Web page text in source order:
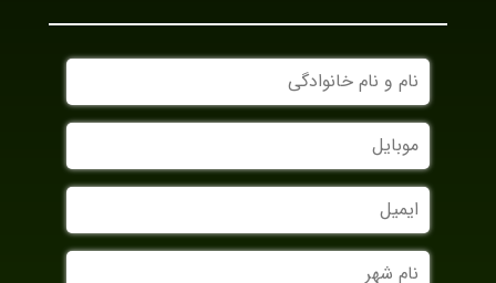
نام
و
نام
خانوادگی
موبایل
ایمیل
نام